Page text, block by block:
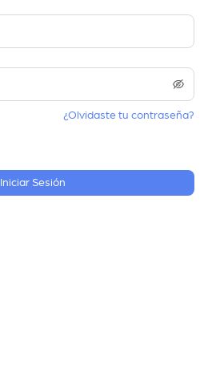
¿Olvidaste tu contraseña?
Iniciar Sesión